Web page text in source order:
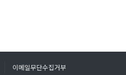
이메일무단수집거부